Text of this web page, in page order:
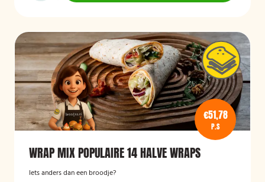
€51,78
P.S
WRAP MIX POPULAIRE 14 HALVE WRAPS
Iets anders dan een broodje?